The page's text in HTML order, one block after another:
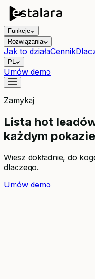
Funkcje
Rozwiązania
Jak to działaCennik
PL
Umów demo
Zamykaj
Lista hot
każdym pokazie
Wiesz dokładnie, do
dlaczego.
Umów demo